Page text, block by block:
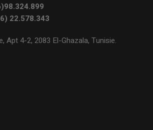
22.578.343
Apt 4-2, 2083 El-Ghazala, Tunisie.